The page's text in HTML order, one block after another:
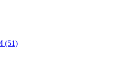
(51)